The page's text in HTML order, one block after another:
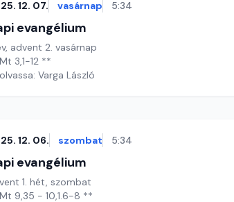
12. 07. vasárnap 5:34
evangélium
advent 2. vasárnap
3,1-12 **
Varga László
12. 06. szombat 5:34
evangélium
1. hét, szombat
9,35 - 10,1.6-8 **